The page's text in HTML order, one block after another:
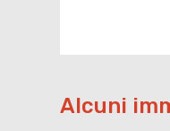
Alcuni